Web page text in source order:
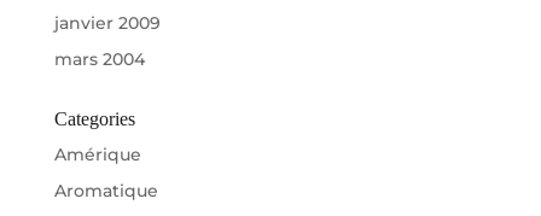
janvier 2009
mars 2004
Categories
Amérique
Aromatique